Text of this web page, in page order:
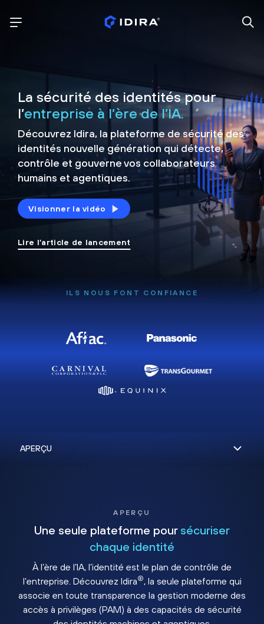
La sécurité des identités pour
l’entreprise à l’ère de l’IA.
Découvrez Idira, la plateforme de sécuritédes
identités nouvelle génération qui détecte,
contrôle et gouverne vos collaborateurs
humains et agentiques.
Visionner la vidéo
Lire l’article de lancement
ILS NOUS FONT CONFIANCE
APERÇU
Une seule plateforme pour sécuriser
chaque identité
À l’ère de l’IA, l’identité est le plan de contrôle de
l’entreprise. Découvrez Idira®, la seule plateforme qui
associe en toute transparence la gestion moderne des
accès à privilèges (PAM) à des capacités de sécurité